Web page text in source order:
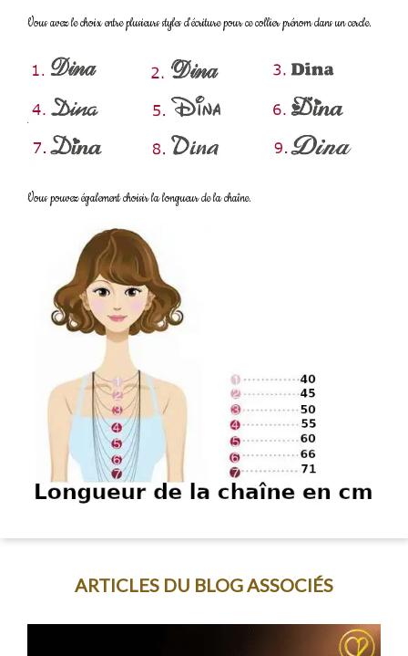
Vous avez le choix entre plusieurs styles d'écriture pour ce collier prénom dans un cercle.
Vous pouvez également choisir la longueur de la chaîne.
ARTICLES DU BLOG ASSOCIÉS